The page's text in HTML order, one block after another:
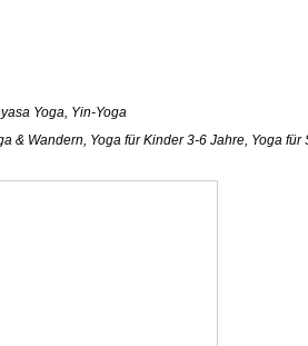
Yoga, Yin-Yoga
& Wandern, Yoga für Kinder 3-6 Jahre, Yoga für